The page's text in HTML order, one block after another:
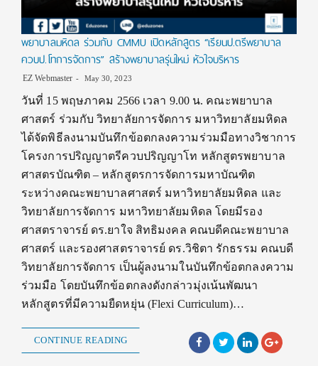
พยาบาลมหิดล ร่วมกับ CMMU เปิดหลักสูตร “เรียนป.ตรีพยาบาล
ควบป.โทการจัดการ” สร้างพยาบาลรุ่นใหม่ หัวใจบริหาร
EZ Webmaster May 30, 2023
วันที่ 15 พฤษภาคม 2566 เวลา 9.00 น. คณะพยาบาล
ศาสตร์ ร่วมกับ วิทยาลัยการจัดการ มหาวิทยาลัยมหิดล
ได้จัดพิธีลงนามบันทึกข้อตกลงความร่วมมือทางวิชาการ
โครงการปริญญาตรีควบปริญญาโท หลักสูตรพยาบาล
ศาสตรบัณฑิต – หลักสูตรการจัดการมหาบัณฑิต
ระหว่างคณะพยาบาลศาสตร์ มหาวิทยาลัยมหิดล และ
วิทยาลัยการจัดการ มหาวิทยาลัยมหิดล โดยมีรอง
ศาสตราจารย์ ดร.ยาใจ สิทธิมงคล คณบดีคณะพยาบาล
ศาสตร์ และรองศาสตราจารย์ ดร.วิชิตา รักธรรม คณบดี
วิทยาลัยการจัดการ เป็นผู้ลงนามในบันทึกข้อตกลงความ
ร่วมมือ โดยบันทึกข้อตกลงดังกล่าวมุ่งเน้นพัฒนา
หลักสูตรที่มีความยืดหยุ่น (Flexi Curriculum)…
CONTINUE READING